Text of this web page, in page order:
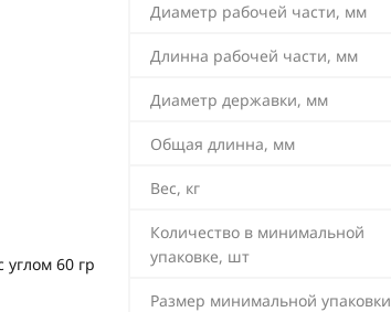
Диаметр рабочей части, мм
Длинна рабочей части, мм
Диаметр державки, мм
Общая длинна, мм
Вес, кг
Количество в минимальной
упаковке, шт
Размер минимальной упаковки
60 гр